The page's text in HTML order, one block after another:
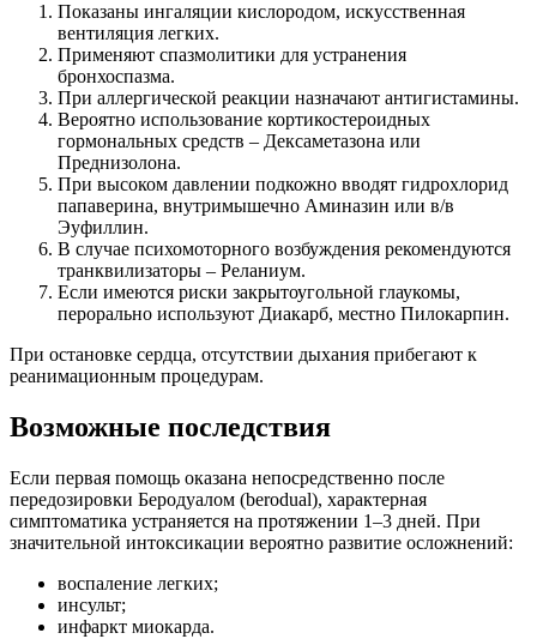
Показаны ингаляции кислородом, искусственная
вентиляция легких.
Применяют спазмолитики для устранения
бронхоспазма.
При аллергической реакции назначают антигистамины.
Вероятно использование кортикостероидных
гормональных средств – Дексаметазона или
Преднизолона.
При высоком давлении подкожно вводят гидрохлорид
папаверина, внутримышечно Аминазин или в/в
Эуфиллин.
В случае психомоторного возбуждения рекомендуются
транквилизаторы – Реланиум.
Если имеются риски закрытоугольной глаукомы,
перорально используют Диакарб, местно Пилокарпин.
При остановке сердца, отсутствии дыхания прибегают к
реанимационным процедурам.
Возможные последствия
Если первая помощь оказана непосредственно после
передозировки Беродуалом (berodual), характерная
симптоматика устраняется на протяжении 1–3 дней. При
значительной интоксикации вероятно развитие осложнений:
воспаление легких;
инсульт;
инфаркт миокарда.